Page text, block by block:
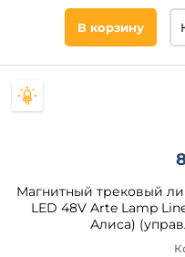
В корзину
Магнитный трековый
LED 48V Arte Lamp
Алиса)